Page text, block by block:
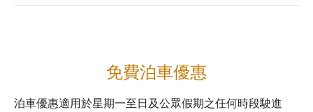
免費泊車優惠
泊車優惠適用於星期一至日及公眾假期之任何時段駛進